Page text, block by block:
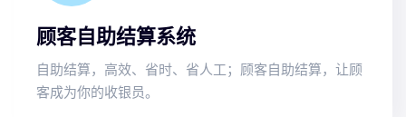
顾客自助结算系统
自助结算，高效、省时、省人工；顾客自助结算，让顾
客成为你的收银员。